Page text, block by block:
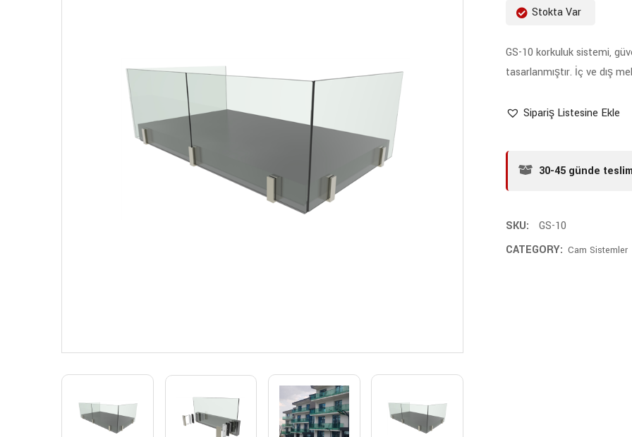
Stokta Var
GS-10 korkuluk sistemi,
tasarlanmıştır. İç ve dış
Sipariş Listesine Ekle
30-45 günde
SKU:
GS-10
CATEGORY: Cam Sistemler